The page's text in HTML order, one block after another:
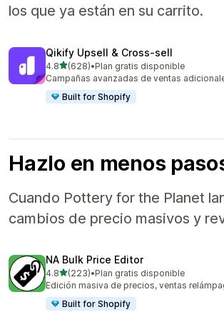
los que ya están en su carrito.
Qikify Upsell & Cross‑sell
4.8de 5 estrellas
(628)
628 reseñas en total
•Plan gratis disponible
Campañas avanzadas de ventas
Built for Shopify
Hazlo en menos
Cuando Pottery for the Planet
cambios de precio masivos y
NA Bulk Price Editor
4.8de 5 estrellas
(223)
223 reseñas en total
•Plan gratis disponible
Edición masiva de precios, ventas
Built for Shopify